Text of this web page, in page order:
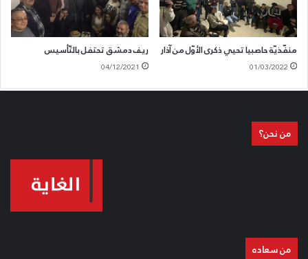
منفّذيّة حاصبيا تحيي ذكرى الأوّل من آذار
01/03/2022
ريف دمشق تحتفل بالتّأسيس
04/12/2021
من نحن؟
من سعاده